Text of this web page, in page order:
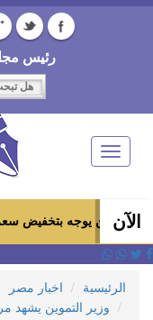
رئيس
Toggle
navigation
الآن
سعر الدواجن المجمدة إلى 100 جنيه للكيلو بالمجمعات
الرئيسية
اخبار مصر
وزير التموين يشهد